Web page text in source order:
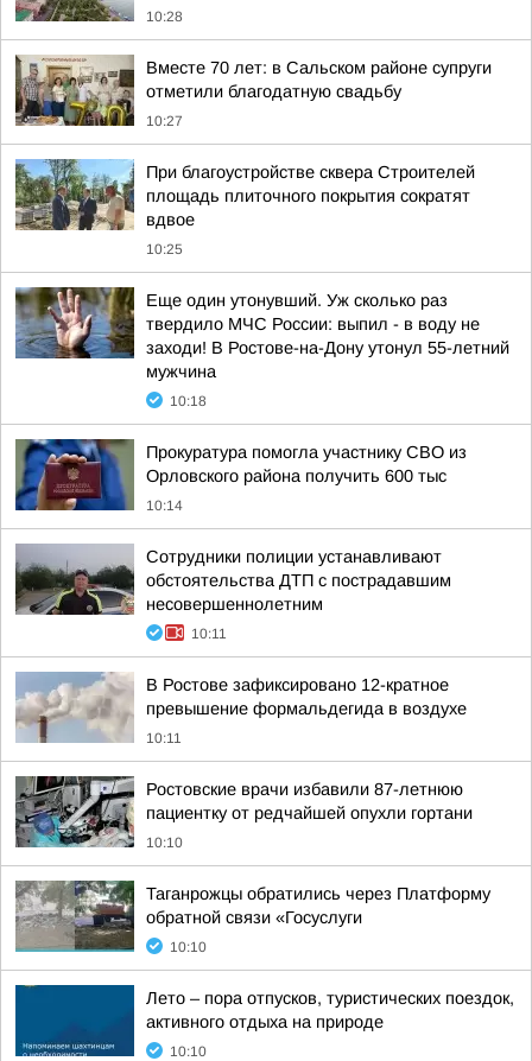
10:28
Вместе 70 лет: в Сальском районе супруги
отметили благодатную свадьбу
10:27
При благоустройстве сквера Строителей
площадь плиточного покрытия сократят
вдвое
10:25
Еще один утонувший. Уж сколько раз
твердило МЧС России: выпил - в воду не
заходи! В Ростове-на-Дону утонул 55-летний
мужчина
10:18
Прокуратура помогла участнику СВО из
Орловского района получить 600 тыс
10:14
Сотрудники полиции устанавливают
обстоятельства ДТП с пострадавшим
несовершеннолетним
10:11
В Ростове зафиксировано 12-кратное
превышение формальдегида в воздухе
10:11
Ростовские врачи избавили 87-летнюю
пациентку от редчайшей опухли гортани
10:10
Таганрожцы обратились через Платформу
обратной связи «Госуслуги
10:10
Лето – пора отпусков, туристических поездок,
активного отдыха на природе
10:10